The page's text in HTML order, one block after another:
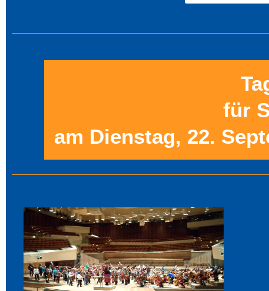
für
am Dienstag, 22.